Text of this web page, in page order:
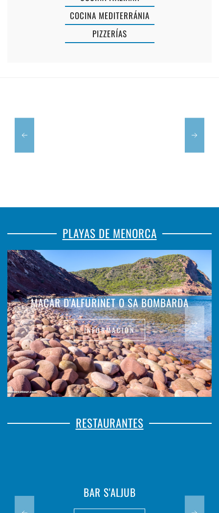
COCINA MEDITERRÁNIA
PIZZERÍAS
SACARDIU
PLAYAS DE MENORCA
MACAR D'ALFURINET O SA BOMBARDA
INFORMACIÓN
RESTAURANTES
BAR S'ALJUB